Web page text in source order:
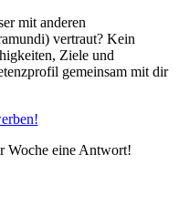
mit anderen
vertraut? Kein
Ziele und
gemeinsam mit dir
Woche eine Antwort!